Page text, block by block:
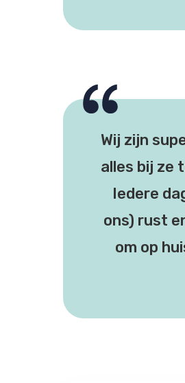
Wij zijn
alles bij ze
Iedere
ons) rust
om op